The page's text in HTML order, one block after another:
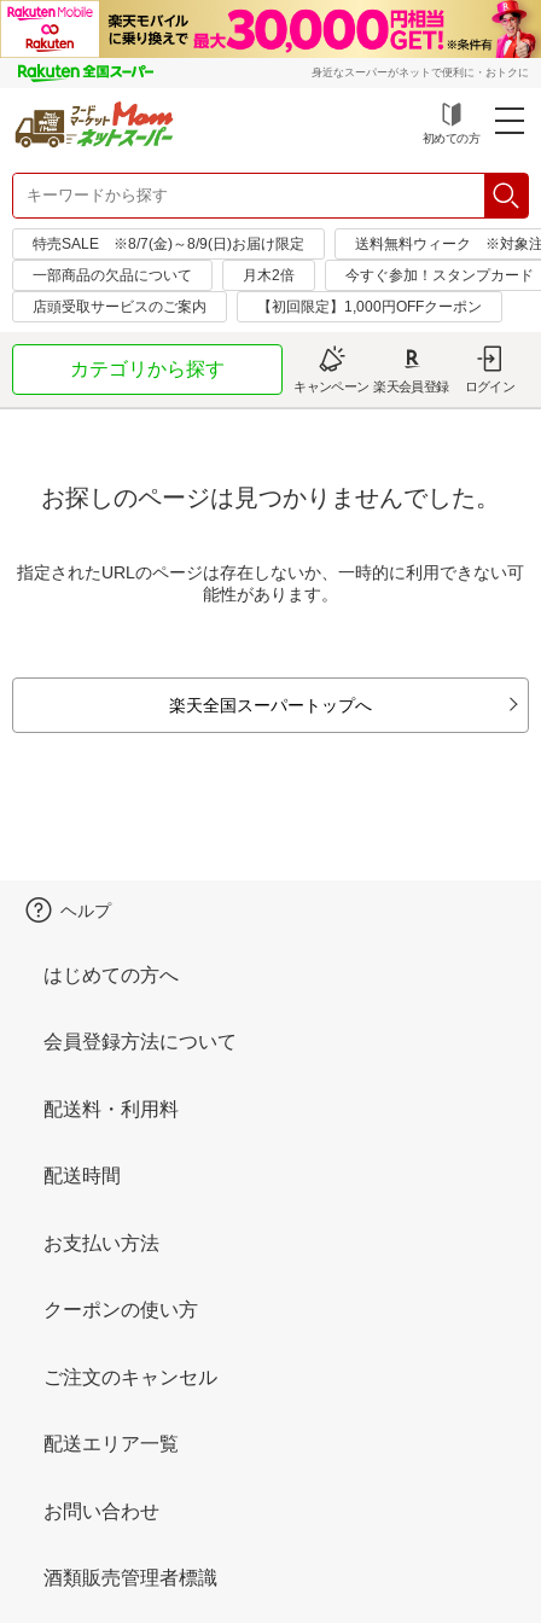
身近なスーパーがネットで便利に・おトクに
初めての方
特売SALE ※8/7(金)～8/9(日)お届け限定
送料無料ウィーク ※対象
一部商品の欠品について
月木2倍
今すぐ参加！スタンプカード
店頭受取サービスのご案内
【初回限定】1,000円OFFクーポン
カテゴリから探す
キャンペーン 楽天会員登録 ログイン
お探しのページは見つかりませんでした。
指定されたURLのページは存在しないか、一時的に利用できない可
能性があります。
楽天全国スーパートップへ
ヘルプ
はじめての方へ
会員登録方法について
配送料・利用料
配送時間
お支払い方法
クーポンの使い方
ご注文のキャンセル
配送エリア一覧
お問い合わせ
酒類販売管理者標識